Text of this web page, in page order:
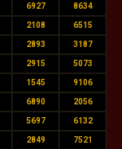
6927 8634
2108 6515
2893 3187
2915 5073
1545 9106
6890 2056
5697 6132
2849 7521